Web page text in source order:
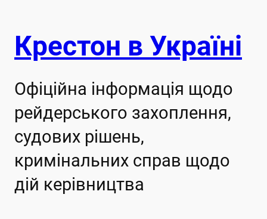
Крестон в Україні
Офіційна інформація щодо
рейдерського захоплення,
судових рішень,
кримінальних справ щодо
дій керівництва